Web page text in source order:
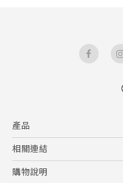
產品
5G
智慧型手機
相關連結
HTC Research
購物說明